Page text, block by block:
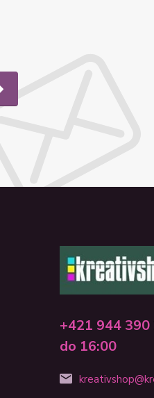
+421 944 390
do 16:00